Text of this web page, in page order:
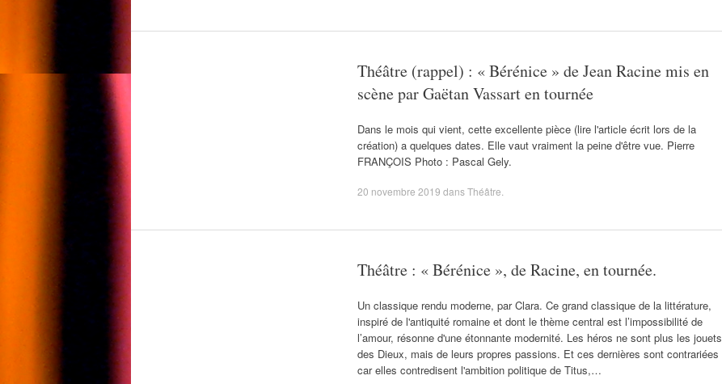
Théâtre (rappel) : « Bérénice » de Jean Racine mis en
scène par Gaëtan Vassart en tournée
Dans le mois qui vient, cette excellente pièce (lire l'article écrit lors de la
création) a quelques dates. Elle vaut vraiment la peine d'être vue. Pierre
FRANÇOIS Photo : Pascal Gely.
20 novembre 2019 dansThéâtre
Théâtre : « Bérénice », de Racine, en tournée.
Un classique rendu moderne, par Clara. Ce grand classique de la littérature,
inspiré de l'antiquité romaine et dont le thème central est l’impossibilité de
l’amour, résonne d'une étonnante modernité. Les héros ne sont plus les jouets
des Dieux, mais de leurs propres passions. Et ces dernières sont contrariées
car elles contredisent l'ambition politique de Titus,…